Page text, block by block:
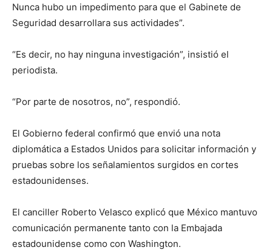
Nunca hubo un impedimento para que el Gabinete de
Seguridad desarrollara sus actividades”.
“Es decir, no hay ninguna investigación”, insistió el
periodista.
“Por parte de nosotros, no”, respondió.
El Gobierno federal confirmó que envió una nota
diplomática a Estados Unidos para solicitar información y
pruebas sobre los señalamientos surgidos en cortes
estadounidenses.
El canciller Roberto Velasco explicó que México mantuvo
comunicación permanente tanto con la Embajada
estadounidense como con Washington.